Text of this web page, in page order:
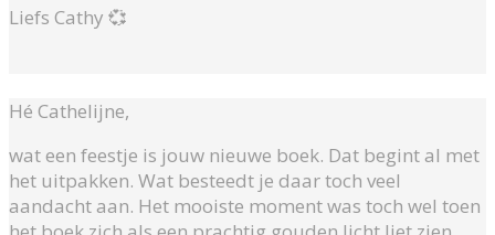
Liefs Cathy 💞
Hé Cathelijne,
wat een feestje is jouw nieuwe boek. Dat begint al met
het uitpakken. Wat besteedt je daar toch veel
aandacht aan. Het mooiste moment was toch wel toen